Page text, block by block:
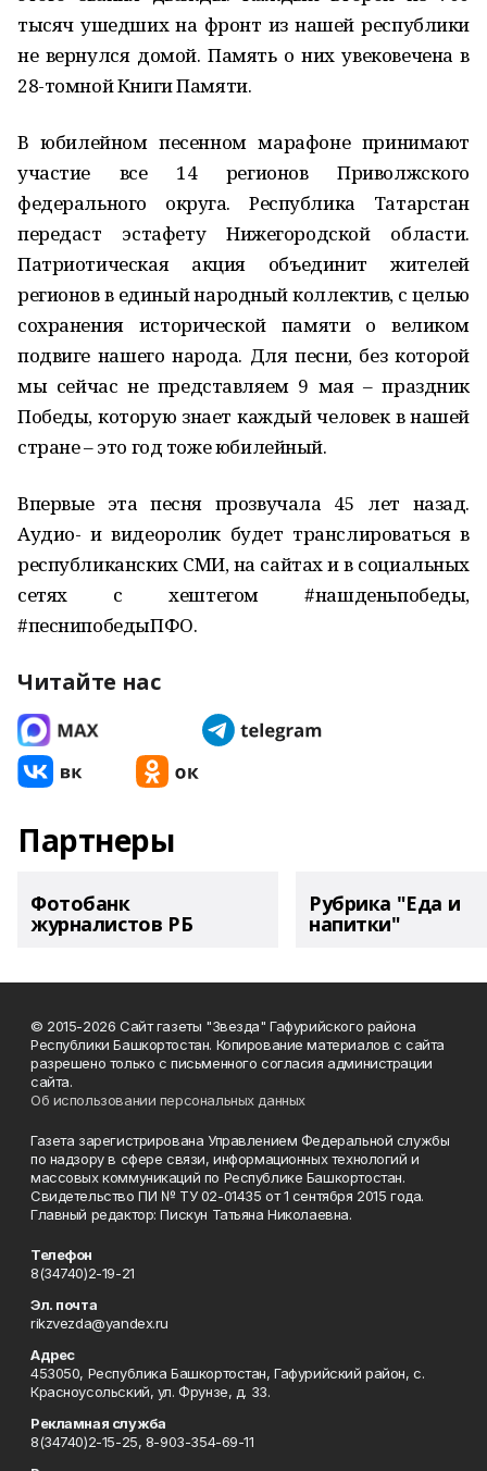
тысяч ушедших на фронт из нашей республики
не вернулся домой. Память о них увековечена в
28-томной Книги Памяти.
В юбилейном песенном марафоне принимают
участие все 14 регионов Приволжского
федерального округа. Республика Татарстан
передаст эстафету Нижегородской области.
Патриотическая акция объединит жителей
регионов в единый народный коллектив, с целью
сохранения исторической памяти о великом
подвиге нашего народа. Для песни, без которой
мы сейчас не представляем 9 мая – праздник
Победы, которую знает каждый человек в нашей
стране – это год тоже юбилейный.
Впервые эта песня прозвучала 45 лет назад.
Аудио- и видеоролик будет транслироваться в
республиканских СМИ, на сайтах и в социальных
сетях с хештегом #нашденьпобеды,
#песнипобедыПФО.
Читайте нас
Партнеры
Фотобанк
журналистов РБ
Рубрика "Еда и
напитки"
© 2015-2026 Сайт газеты "Звезда" Гафурийского района
Республики Башкортостан. Копирование материалов с сайта
разрешено только с письменного согласия администрации
сайта.
Об использовании персональных данных
Газета зарегистрирована Управлением Федеральной службы
по надзору в сфере связи, информационных технологий и
массовых коммуникаций по Республике Башкортостан.
Свидетельство ПИ № ТУ 02-01435 от 1 сентября 2015 года.
Главный редактор: Пискун Татьяна Николаевна.
Телефон
8(34740)2-19-21
Эл. почта
rikzvezda@yandex.ru
Адрес
453050, Республика Башкортостан, Гафурийский район, с.
Красноусольский, ул. Фрунзе, д. 33.
Рекламная служба
8(34740)2-15-25, 8-903-354-69-11